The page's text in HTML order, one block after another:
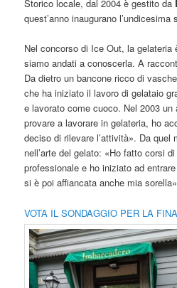
Storico locale, dal 2004 è gestito da
quest’anno inaugurano
Nel concorso di Ice Out, la
siamo andati a conoscerla. A
Da dietro un bancone ricco di
che ha iniziato il lavoro di gelataio
e lavorato come cuoco. Nel 2003
provare a lavorare in gelateria, ho
deciso di rilevare l’attività». Da
nell’arte del gelato: «Ho fatto corsi
professionale e ho iniziato ad
si è poi affiancata anche mia
VOTA IL SONDAGGIO PER LA